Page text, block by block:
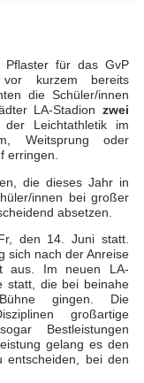
Pflaster für das GvP
kurzem bereits
die Schüler/innen
LA-Stadion zwei
Leichtathletik im
Weitsprung oder
erringen.
die dieses Jahr in
innen bei großer
absetzen.
den 14. Juni statt.
sich nach der Anreise
aus. Im neuen LA-
statt, die bei beinahe
gingen. Die
großartige
Bestleistungen
gelang es den
entscheiden, bei den